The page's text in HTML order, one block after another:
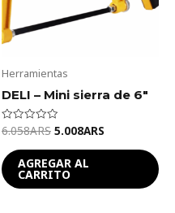
Herramientas
DELI – Mini sierra de 6″
Valorado
en
de
5
6.058ARS 5.008ARS
AGREGAR AL
CARRITO